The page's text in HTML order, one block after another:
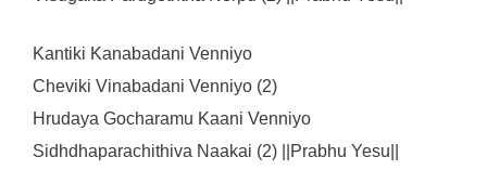
Kantiki Kanabadani Venniyo
Cheviki Vinabadani Venniyo (2)
Hrudaya Gocharamu Kaani Venniyo
Sidhdhaparachithiva Naakai (2) ||Prabhu Yesu||